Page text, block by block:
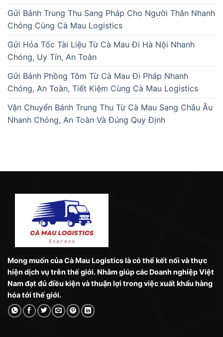
Gửi Bánh Trung Thu Sang Pháp Cho Người Thân Nhanh
Chóng Cùng Cà Mau Logistics
Gửi Hỏa Tốc Tài Liệu Từ Cà Mau Đi Hà Nội Nhanh
Chóng, Uy Tín, An Toàn
Gửi Bánh Phồng Tôm Từ Cà Mau Đi Pháp Nhanh
Chóng, An Toàn, Tiết Kiệm Cùng Cà Mau Logistics
Vận Chuyển Bánh Trung Thu Từ Cà Mau Sang Châu Âu
Nhanh Chóng, An Toàn Và Đúng Quy Định
Mong muốn của Cà Mau Logistics là có thể kết nối và thực
hiện dịch vụ trên thế giới. Nhằm giúp các Doanh nghiệp Việt
Nam đạt đủ điều kiện và thuận lợi trong việc xuất khẩu hàng
hóa tới thế giới.